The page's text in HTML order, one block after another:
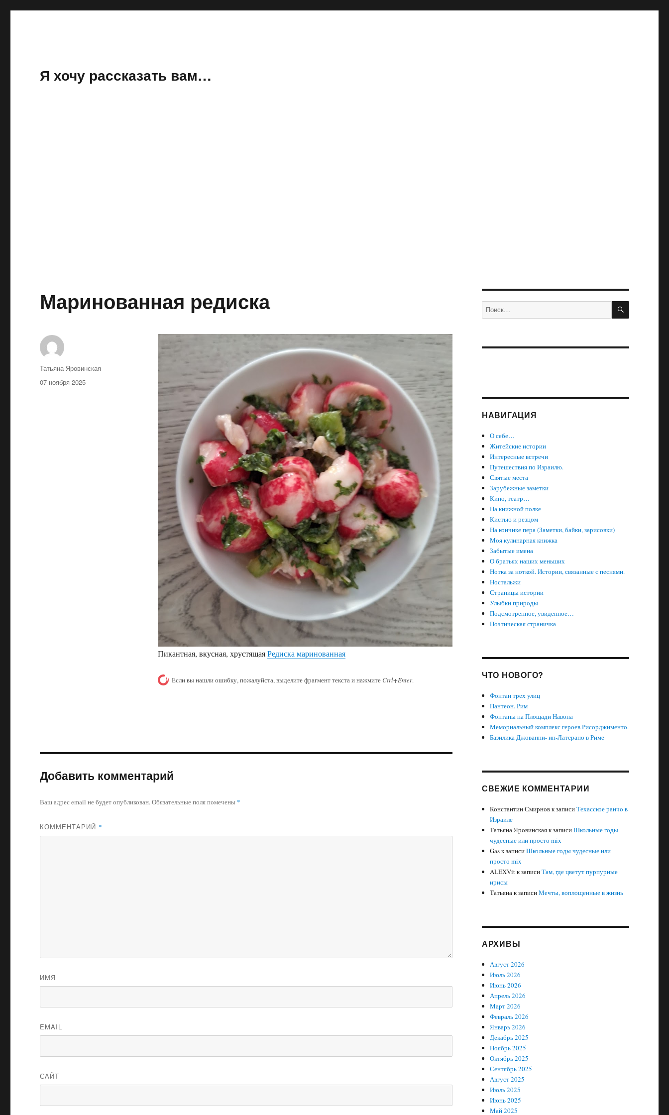
Я хочу рассказать вам…
Маринованная редиска
Пикантная, вкусная, хрустящаяРедиска маринованная
Если вы нашли ошибку, пожалуйста, выделите фрагмент текста и нажмите Ctrl+Enter.
Автор
Татьяна Яровинская
Опубликовано
07 ноября 2025
Добавить комментарий
Ваш адрес email не будет опубликован.Обязательные поля помечены *
КОММЕНТАРИЙ *
ИМЯ
EMAIL
САЙТ
Искать: ПОИСК
НАВИГАЦИЯ
О себе…
Житейские истории
Интересные встречи
Путешествия по Израилю.
Святые места
Зарубежные заметки
Кино, театр…
На книжной полке
Кистью и резцом
На кончике пера (Заметки, байки, зарисовки)
Моя кулинарная книжка
Забытые имена
О братьях наших меньших
Нотка за ноткой. Истории, связанные с песнями.
Ностальжи
Страницы истории
Улыбки природы
Подсмотренное, увиденное…
Поэтическая страничка
ЧТО НОВОГО?
Фонтан трех улиц
Пантеон. Рим
Фонтаны на Площади Навона
Мемориальный комплекс героев Рисорджименто.
Базилика Джованни- ин-Латерано в Риме
СВЕЖИЕ КОММЕНТАРИИ
Константин Смирновк записиТехасское ранчо в
Израиле
Татьяна Яровинскаяк записиШкольные годы
чудесные или просто mix
Gasк записиШкольные годы чудесные или
просто mix
ALEXVitк записиТам, где цветут пурпурные
ирисы
Татьянак записиМечты, воплощенные в жизнь
АРХИВЫ
Август 2026
Июль 2026
Июнь 2026
Апрель 2026
Март 2026
Февраль 2026
Январь 2026
Декабрь 2025
Ноябрь 2025
Октябрь 2025
Сентябрь 2025
Август 2025
Июль 2025
Июнь 2025
Май 2025